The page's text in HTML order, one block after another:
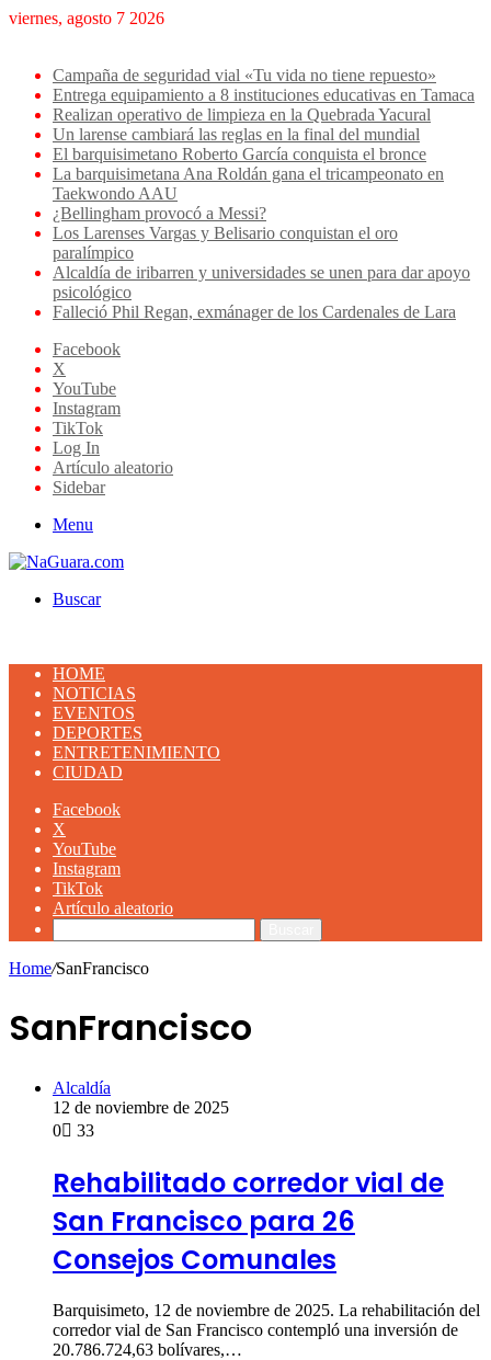
viernes, agosto 7 2026
Campaña de seguridad vial «Tu vida no tiene repuesto»
Entrega equipamiento a 8 instituciones educativas en Tamaca
Realizan operativo de limpieza en la Quebrada Yacural
Un larense cambiará las reglas en la final del mundial
El barquisimetano Roberto García conquista el bronce
La barquisimetana Ana Roldán gana el tricampeonato en
Taekwondo AAU
¿Bellingham provocó a Messi?
Los Larenses Vargas y Belisario conquistan el oro
paralímpico
Alcaldía de iribarren y universidades se unen para dar apoyo
psicológico
Falleció Phil Regan, exmánager de los Cardenales de Lara
Facebook
X
YouTube
Instagram
TikTok
Log In
Artículo aleatorio
Sidebar
Menu
Buscar
HOME
NOTICIAS
EVENTOS
DEPORTES
ENTRETENIMIENTO
CIUDAD
Facebook
X
YouTube
Instagram
TikTok
Artículo aleatorio
Home/SanFrancisco
SanFrancisco
Alcaldía
12 de noviembre de 2025
0
33
Rehabilitado corredor vial de
San Francisco para 26
Consejos Comunales
Barquisimeto, 12 de noviembre de 2025. La rehabilitación del
corredor vial de San Francisco contempló una inversión de
20.786.724,63 bolívares,…